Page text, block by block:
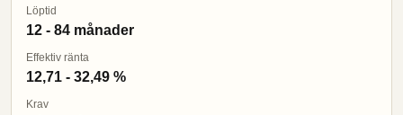
Löptid
12 - 84 månader
Effektiv ränta
12,71 - 32,49 %
Krav